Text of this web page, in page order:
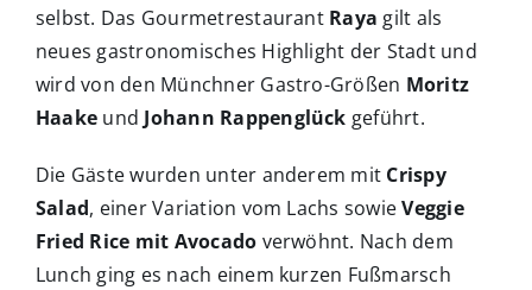
selbst. Das Gourmetrestaurant Raya gilt als
neues gastronomisches Highlight der Stadt und
wird von den Münchner Gastro-Größen Moritz
Haake und Johann Rappenglück geführt.
Die Gäste wurden unter anderem mit Crispy
Salad, einer Variation vom Lachs sowieVeggie
Fried Rice mit Avocado verwöhnt. Nach dem
Lunch ging es nach einem kurzen Fußmarsch